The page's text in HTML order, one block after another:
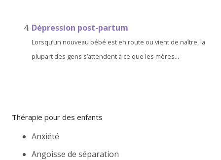
Dépression post-partum
Lorsqu’un nouveau bébé est en route ou vient de naître, la
plupart des gens s’attendent à ce que les mères...
Thérapie pour des enfants
Anxiété
Angoisse de séparation